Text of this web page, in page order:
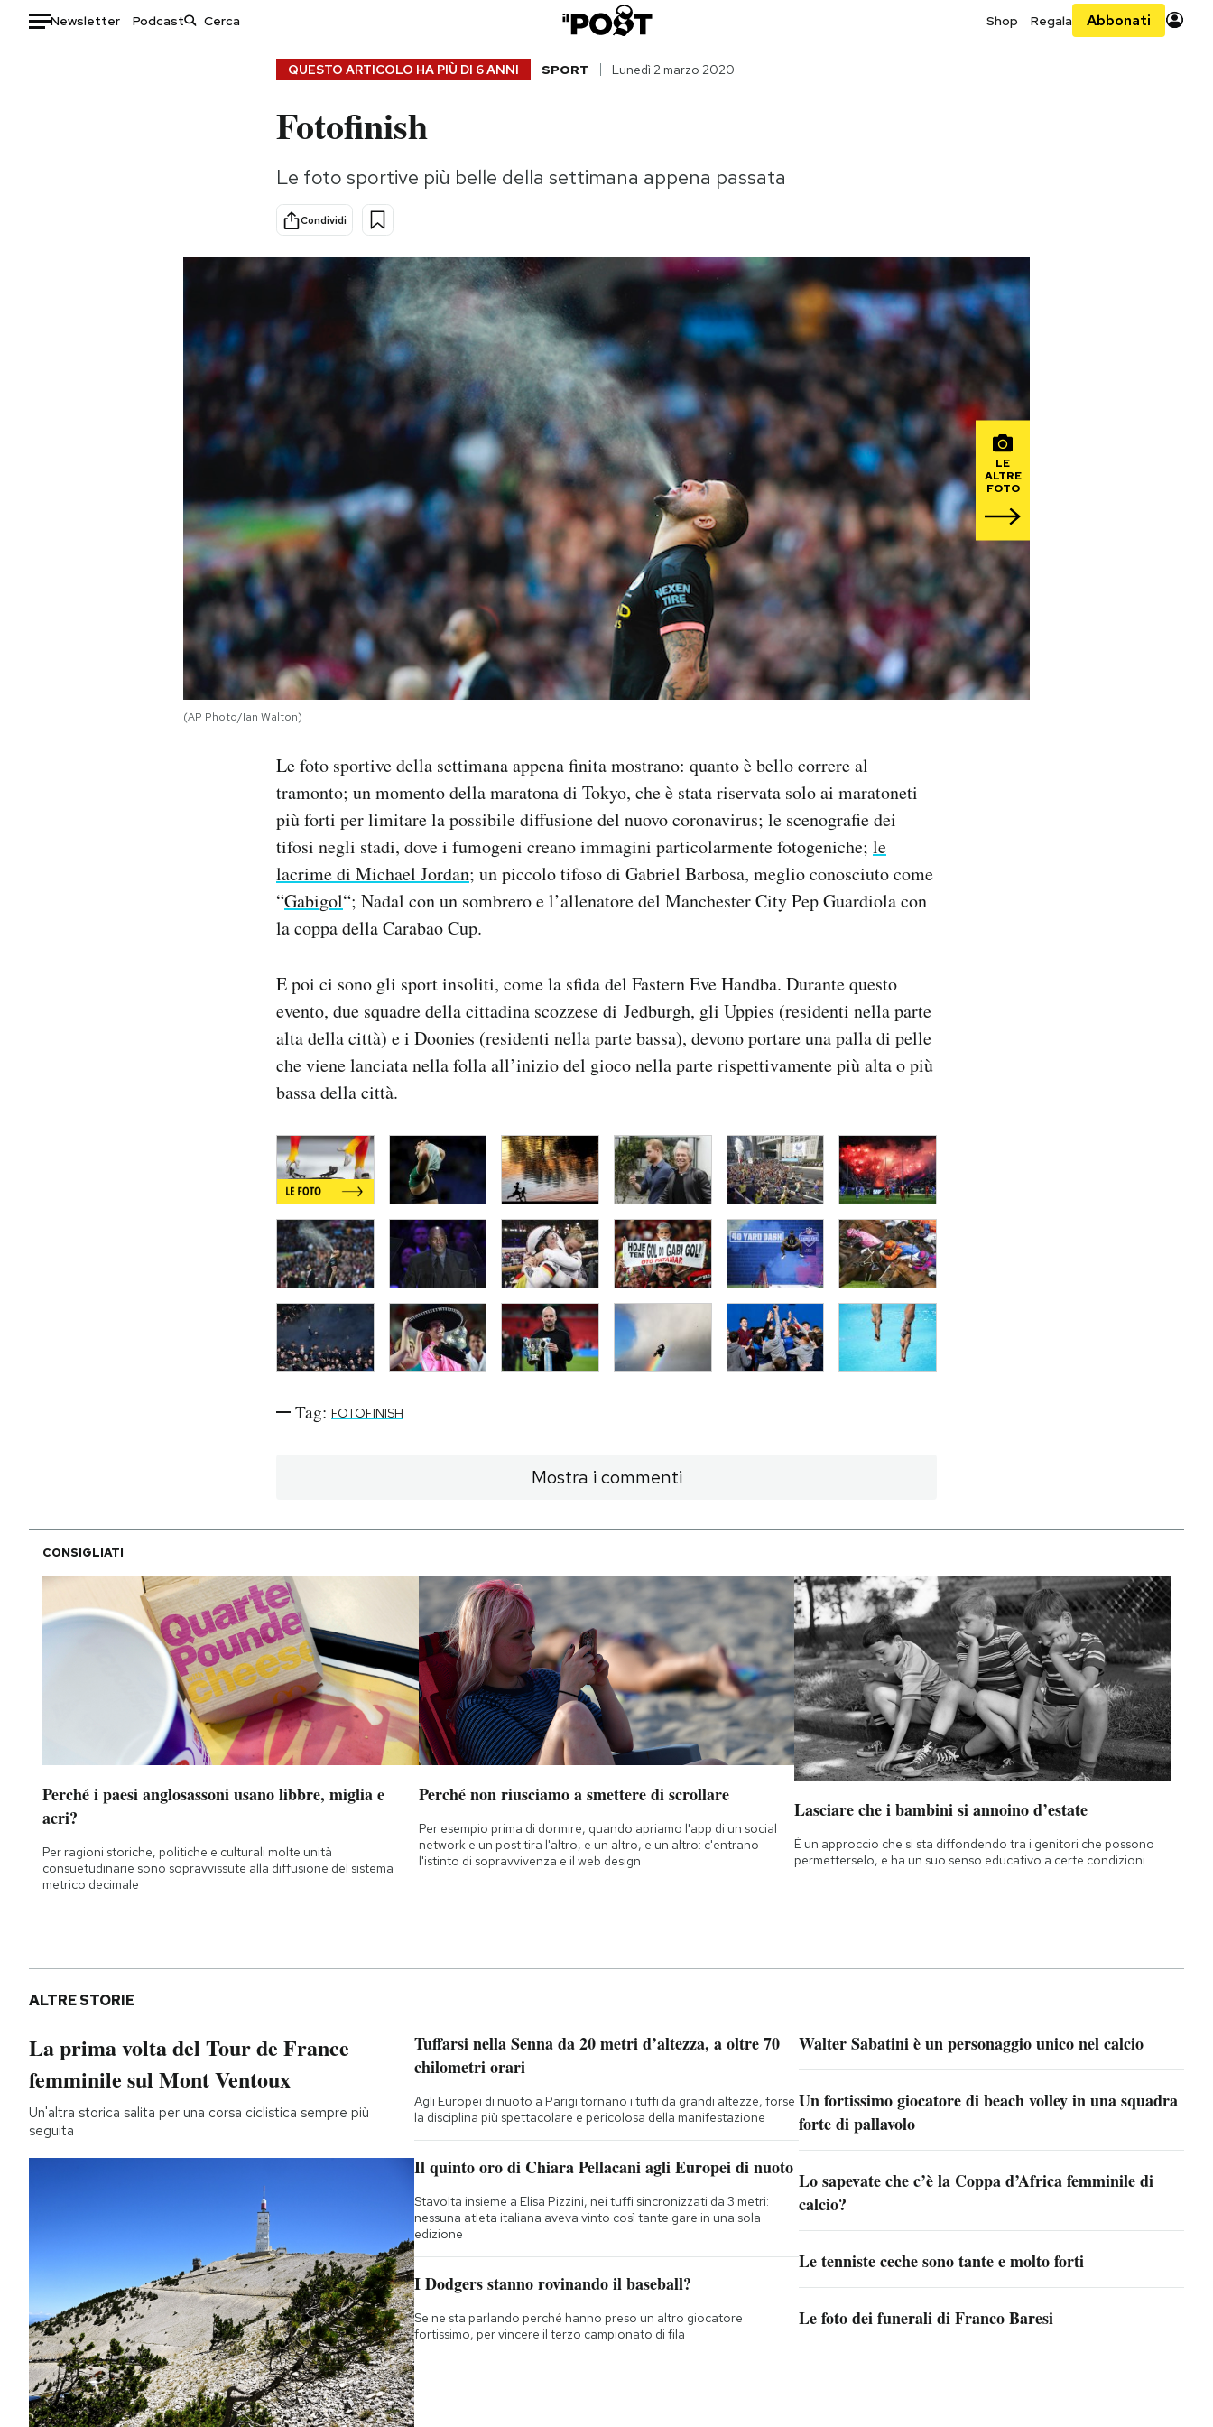
Newsletter Podcast Shop Regala Abbonati
Consumismi
Storie/Idee
Ok Boomer!
Altrecose
Mondiali calcio 2026
QUESTO ARTICOLO HA PIÙ DI 6 ANNI SPORT Lunedì 2 marzo 2020
Fotofinish
Le foto sportive più belle della settimana appena passata
Condividi
LE
ALTRE
FOTO
(AP Photo/Ian Walton)
Le foto sportive della settimana appena finita mostrano: quanto è bello correre al
tramonto; un momento della maratona di Tokyo, che è stata riservata solo ai maratoneti
più forti per limitare la possibile diffusione del nuovo coronavirus; le scenografie dei
tifosi negli stadi, dove i fumogeni creano immagini particolarmente fotogeniche; le
lacrime di Michael Jordan; un piccolo tifoso di Gabriel Barbosa, meglio conosciuto come
“Gabigol“; Nadal con un sombrero e l’allenatore del Manchester City Pep Guardiola con
la coppa della Carabao Cup.
E poi ci sono gli sport insoliti, come la sfida del Fastern Eve Handba. Durante questo
evento, due squadre della cittadina scozzese di Jedburgh, gli Uppies (residenti nella parte
alta della città) e i Doonies (residenti nella parte bassa), devono portare una palla di pelle
che viene lanciata nella folla all’inizio del gioco nella parte rispettivamente più alta o più
bassa della città.
Tag: FOTOFINISH
Mostra i commenti
CONSIGLIATI
Perché i paesi anglosassoni usano libbre, miglia e
acri?
Per ragioni storiche, politiche e culturali molte unità
consuetudinarie sono sopravvissute alla diffusione del sistema
metrico decimale
Perché non riusciamo a smettere di scrollare
Per esempio prima di dormire, quando apriamo l'app di un social
network e un post tira l'altro, e un altro, e un altro: c'entrano
l'istinto di sopravvivenza e il web design
Lasciare che i bambini si annoino d’estate
È un approccio che si sta diffondendo tra i genitori che possono
permetterselo, e ha un suo senso educativo a certe condizioni
ALTRE STORIE
La prima volta del Tour de France
femminile sul Mont Ventoux
Un'altra storica salita per una corsa ciclistica sempre più
seguita
Tuffarsi nella Senna da 20 metri d’altezza, a oltre 70
chilometri orari
Agli Europei di nuoto a Parigi tornano i tuffi da grandi altezze, forse
la disciplina più spettacolare e pericolosa della manifestazione
Il quinto oro di Chiara Pellacani agli Europei di nuoto
Stavolta insieme a Elisa Pizzini, nei tuffi sincronizzati da 3 metri:
nessuna atleta italiana aveva vinto così tante gare in una sola
edizione
I Dodgers stanno rovinando il baseball?
Se ne sta parlando perché hanno preso un altro giocatore
fortissimo, per vincere il terzo campionato di fila
Walter Sabatini è un personaggio unico nel calcio
Un fortissimo giocatore di beach volley in una squadra
forte di pallavolo
Lo sapevate che c’è la Coppa d’Africa femminile di
calcio?
Le tenniste ceche sono tante e molto forti
Le foto dei funerali di Franco Baresi